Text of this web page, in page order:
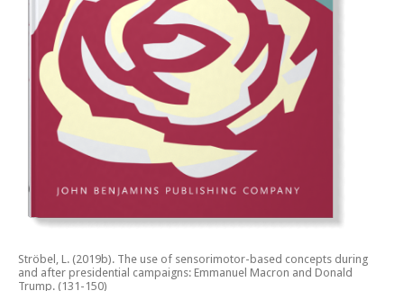
Ströbel, L. (2019b). The use of sensorimotor-based concepts during
and after presidential campaigns: Emmanuel Macron and Donald
Trump. (131-150)